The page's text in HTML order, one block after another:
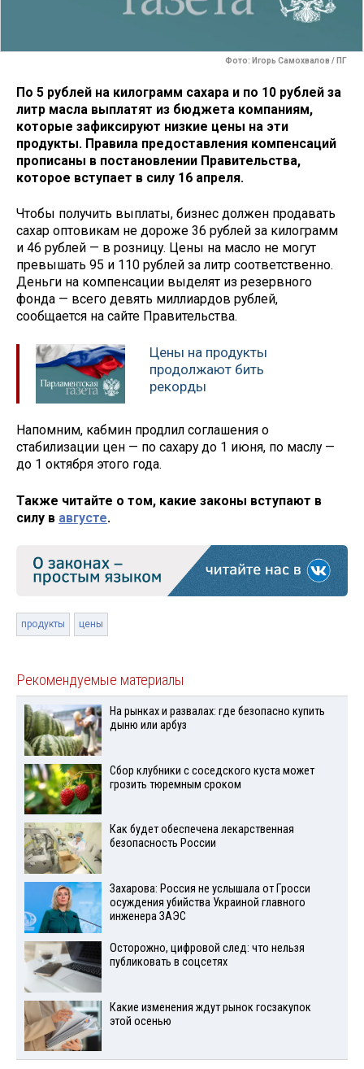
Фото: Игорь Самохвалов / ПГ
По 5 рублей на килограмм сахара и по 10 рублей за
литр масла выплатят из бюджета компаниям,
которые зафиксируют низкие цены на эти
продукты. Правила предоставления компенсаций
прописаны в постановлении Правительства,
которое вступает в силу 16 апреля.
Чтобы получить выплаты, бизнес должен продавать
сахар оптовикам не дороже 36 рублей за килограмм
и 46 рублей — в розницу. Цены на масло не могут
превышать 95 и 110 рублей за литр соответственно.
Деньги на компенсации выделят из резервного
фонда — всего девять миллиардов рублей,
сообщается на сайте Правительства.
Цены на продукты
продолжают бить
рекорды
Напомним, кабмин продлил соглашения о
стабилизации цен — по сахару до 1 июня, по маслу —
до 1 октября этого года.
Также читайте о том, какие законы вступают в
силу в августе.
продукты цены
Рекомендуемые материалы
На рынках и развалах: где безопасно купить
дыню или арбуз
Сбор клубники с соседского куста может
грозить тюремным сроком
Как будет обеспечена лекарственная
безопасность России
Захарова: Россия не услышала от Гросси
осуждения убийства Украиной главного
инженера ЗАЭС
Осторожно, цифровой след: что нельзя
публиковать в соцсетях
Какие изменения ждут рынок госзакупок
этой осенью